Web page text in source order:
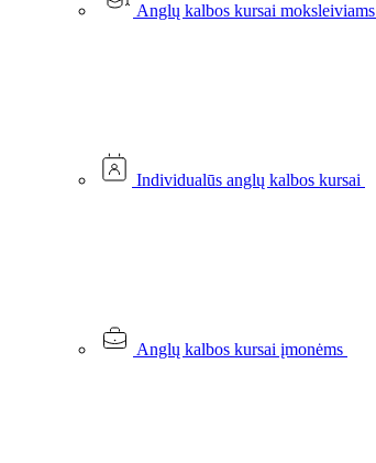
Anglų kalbos kursai moksleiviams
Individualūs anglų kalbos kursai
Anglų kalbos kursai įmonėms